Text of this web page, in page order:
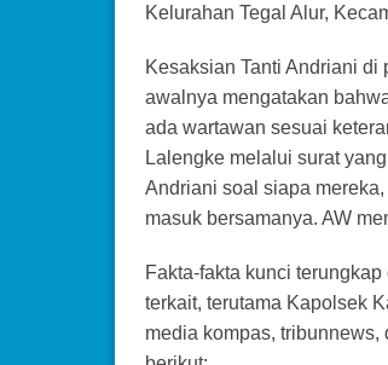
Kelurahan Tegal Alur,
Kesaksian Tanti Andriani
awalnya mengatakan
ada wartawan sesuai
Lalengke melalui surat
Andriani soal siapa
masuk bersamanya. AW
Fakta-fakta kunci
terkait, terutama Kapolsek
media kompas,